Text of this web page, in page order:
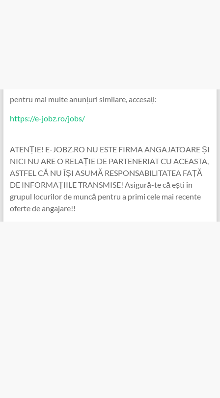
pentru mai multe anunțuri similare, accesați:
https://e-jobz.ro/jobs/
ATENȚIE! E-JOBZ.RO NU ESTE FIRMA ANGAJATOARE ȘI
NICI NU ARE O RELAȚIE DE PARTENERIAT CU ACEASTA,
ASTFEL CĂ NU ÎȘI ASUMĂ RESPONSABILITATEA FAȚĂ
DE INFORMAȚIILE TRANSMISE! Asigură-te că ești în
grupul locurilor de muncă pentru a primi cele mai recente
oferte de angajare!!